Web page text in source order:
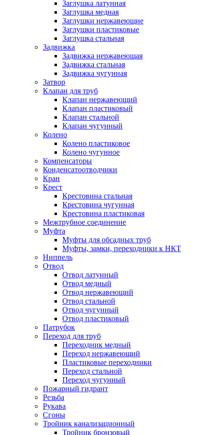
Заглушка латунная
Заглушка медная
Заглушки нержавеющие
Заглушки пластиковые
Заглушка стальная
Задвижка
Задвижка нержавеющая
Задвижка стальная
Задвижка чугунная
Затвор
Клапан для труб
Клапан нержавеющий
Клапан пластиковый
Клапан стальной
Клапан чугунный
Колено
Колено пластиковое
Колено чугунное
Компенсаторы
Конденсатоотводчики
Кран
Крест
Крестовина стальная
Крестовина чугунная
Крестовина пластиковая
Межтрубное соединение
Муфта
Муфты для обсадных труб
Муфты, замки, переходники к НКТ
Ниппель
Отвод
Отвод латунный
Отвод медный
Отвод нержавеющий
Отвод стальной
Отвод чугунный
Отвод пластиковый
Патрубок
Переход для труб
Переходник медный
Переход нержавеющий
Пластиковые переходники
Переход стальной
Переход чугунный
Пожарный гидрант
Резьба
Рукава
Сгоны
Тройник канализационный
Тройник бронзовый